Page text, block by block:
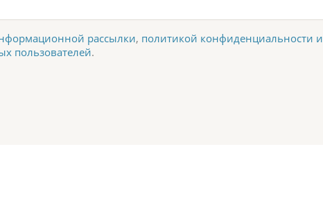
рассылки, политикой конфиденциальности и
пользователей.